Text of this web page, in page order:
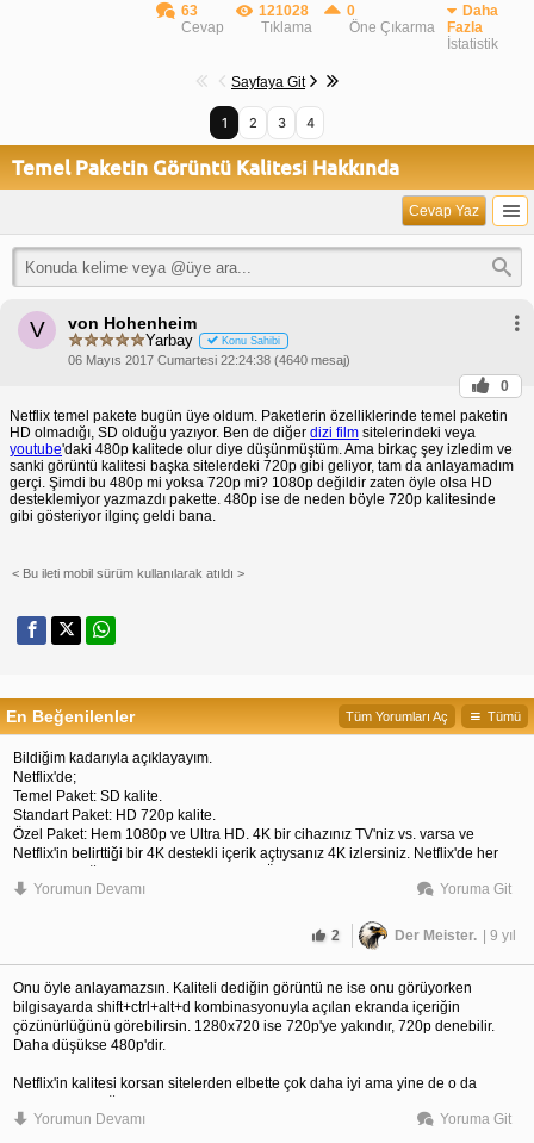
63
Cevap
121028
Tıklama
0
Öne Çıkarma
Daha
Fazla
İstatistik
Sayfaya Git
1 2 3 4
Temel Paketin Görüntü Kalitesi Hakkında
Cevap Yaz
V von Hohenheim
Yarbay Konu Sahibi
06 Mayıs 2017 Cumartesi 22:24:38 (4640 mesaj)
0
Netflix temel pakete bugün üye oldum. Paketlerin özelliklerinde temel paketin
HD olmadığı, SD olduğu yazıyor. Ben de diğer dizi film sitelerindeki veya
youtube'daki 480p kalitede olur diye düşünmüştüm. Ama birkaç şey izledim ve
sanki görüntü kalitesi başka sitelerdeki 720p gibi geliyor, tam da anlayamadım
gerçi. Şimdi bu 480p mi yoksa 720p mi? 1080p değildir zaten öyle olsa HD
desteklemiyor yazmazdı pakette. 480p ise de neden böyle 720p kalitesinde
gibi gösteriyor ilginç geldi bana.
< Bu ileti mobil sürüm kullanılarak atıldı >
En Beğenilenler Tümü
Tüm Yorumları Aç
Bildiğim kadarıyla açıklayayım.
Netflix'de;
Temel Paket: SD kalite.
Standart Paket: HD 720p kalite.
Özel Paket: Hem 1080p ve Ultra HD. 4K bir cihazınız TV'niz vs. varsa ve
Netflix'in belirttiği bir 4K destekli içerik açtıysanız 4K izlersiniz. Netflix'de her
içerik 4K değil. Hatta 4K içerik az. Yani Özel Paket 1080p ve 4K yayın
destekliyor.
Google Chrome, Firefox, Opera gibi tarayıcılar sadece 720p'ye kadar yayın
destekliyor. Internet Explorer, Microsoft Edge ve Netflix'in Windows 10
uygulaması 1080p destekliyor. Ama 4K için uygun bir TV, cihaz şart.
Yorumun Devamı Yoruma Git
2 Der Meister. | 9 yıl
Onu öyle anlayamazsın. Kaliteli dediğin görüntü ne ise onu görüyorken
bilgisayarda shift+ctrl+alt+d kombinasyonuyla açılan ekranda içeriğin
çözünürlüğünü görebilirsin. 1280x720 ise 720p'ye yakındır, 720p denebilir.
Daha düşükse 480p'dir.
Netflix'in kalitesi korsan sitelerden elbette çok daha iyi ama yine de o da
sıkıştırıyor içeriği.
Yorumun Devamı
Yoruma Git